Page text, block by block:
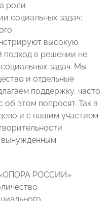
роли
социальных задач:
высокую
подход в решении не
задач. Мы
и отдельные
поддержку, часто
этом попросят. Так в
и с нашим участием
вынужденным
«ОПОРА РОССИИ»